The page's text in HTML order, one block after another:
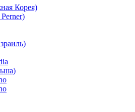
Корея)